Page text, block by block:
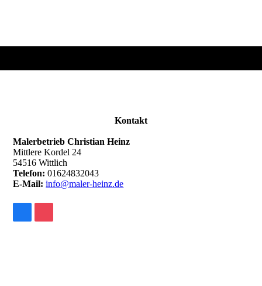
Kontakt
Malerbetrieb Christian Heinz
Mittlere Kordel 24
54516 Wittlich
Telefon:01624832043
E-Mail:info@maler-heinz.de